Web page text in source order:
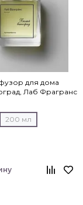
для дома
Лаб Фрагранс
200 мл